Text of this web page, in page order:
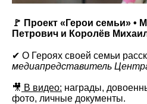
🚩 Проект «Герои семьи» •
Петрович и Королёв
✔ О Героях своей семьи
медиапредставитель
🎥 В видео: награды,
фото, личные документы.